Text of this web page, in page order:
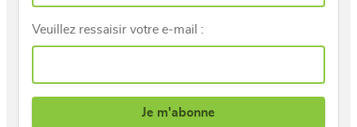
Veuillez ressaisir votre e-mail :